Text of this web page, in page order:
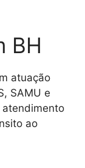
BH
atuação
SAMU e
atendimento
ao